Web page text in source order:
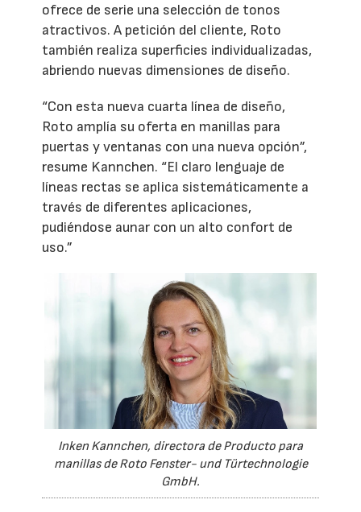
ofrece de serie una selección de tonos
atractivos. A petición del cliente, Roto
también realiza superficies individualizadas,
abriendo nuevas dimensiones de diseño.
“Con esta nueva cuarta línea de diseño,
Roto amplía su oferta en manillas para
puertas y ventanas con una nueva opción”,
resume Kannchen. “El claro lenguaje de
líneas rectas se aplica sistemáticamente a
través de diferentes aplicaciones,
pudiéndose aunar con un alto confort de
uso.”
Inken Kannchen, directora de Producto para
manillas de Roto Fenster- und Türtechnologie
GmbH.